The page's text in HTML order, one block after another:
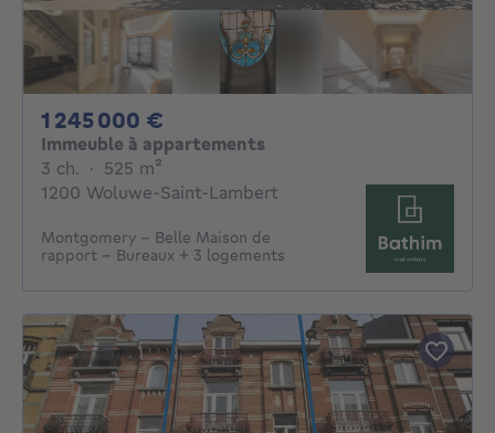
1 245 000 €
Immeuble à appartements
3 ch. 3 chambres
· 525 m²
1200 Woluwe-Saint-Lambert
Montgomery - Belle Maison de
rapport - Bureaux + 3 logements